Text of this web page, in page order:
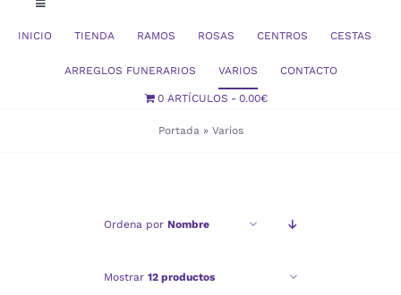
Toggle
Politica de privacidad
INICIO TIENDA RAMOS ROSAS CENTROS CESTAS
ARREGLOS FUNERARIOS VARIOS CONTACTO
0 ARTÍCULOS 0.00€
Portada » Varios
Ordena por Nombre
Mostrar 12 productos